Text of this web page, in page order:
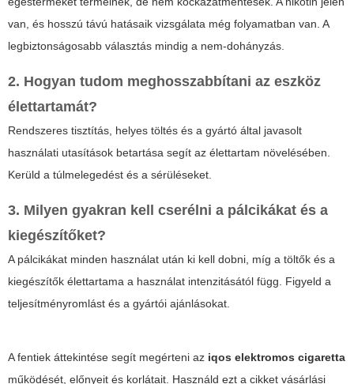
van, és hosszú távú hatásaik vizsgálata még folyamatban van. A
legbiztonságosabb választás mindig a nem-dohányzás.
2. Hogyan tudom meghosszabbítani az eszköz
élettartamát?
Rendszeres tisztítás, helyes töltés és a gyártó által javasolt
használati utasítások betartása segít az élettartam növelésében.
Kerüld a túlmelegedést és a sérüléseket.
3. Milyen gyakran kell cserélni a pálcikákat és a
kiegészítőket?
A pálcikákat minden használat után ki kell dobni, míg a töltők és a
kiegészítők élettartama a használat intenzitásától függ. Figyeld a
teljesítményromlást és a gyártói ajánlásokat.
A fentiek áttekintése segít megérteni az iqos elektromos cigaretta
működését, előnyeit és korlátait. Használd ezt a cikket vásárlási